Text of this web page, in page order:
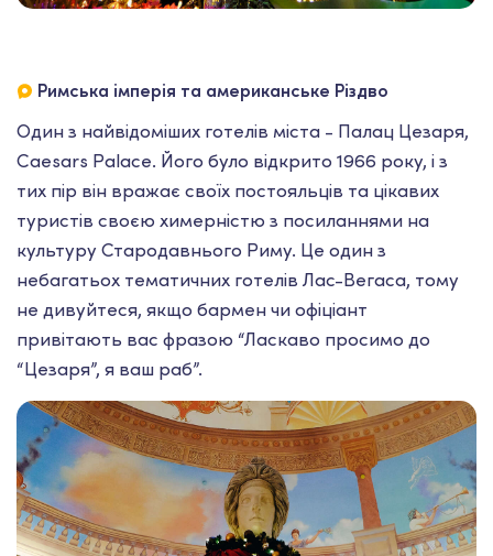
Римська імперія та американське Різдво
Один з найвідоміших готелів міста - Палац Цезаря,
Caesars Palace. Його було відкрито 1966 року, і з
тих пір він вражає своїх постояльців та цікавих
туристів своєю химерністю з посиланнями на
культуру Стародавнього Риму. Це один з
небагатьох тематичних готелів Лас-Вегаса, тому
не дивуйтеся, якщо бармен чи офіціант
привітають вас фразою “Ласкаво просимо до
“Цезаря”, я ваш раб”.